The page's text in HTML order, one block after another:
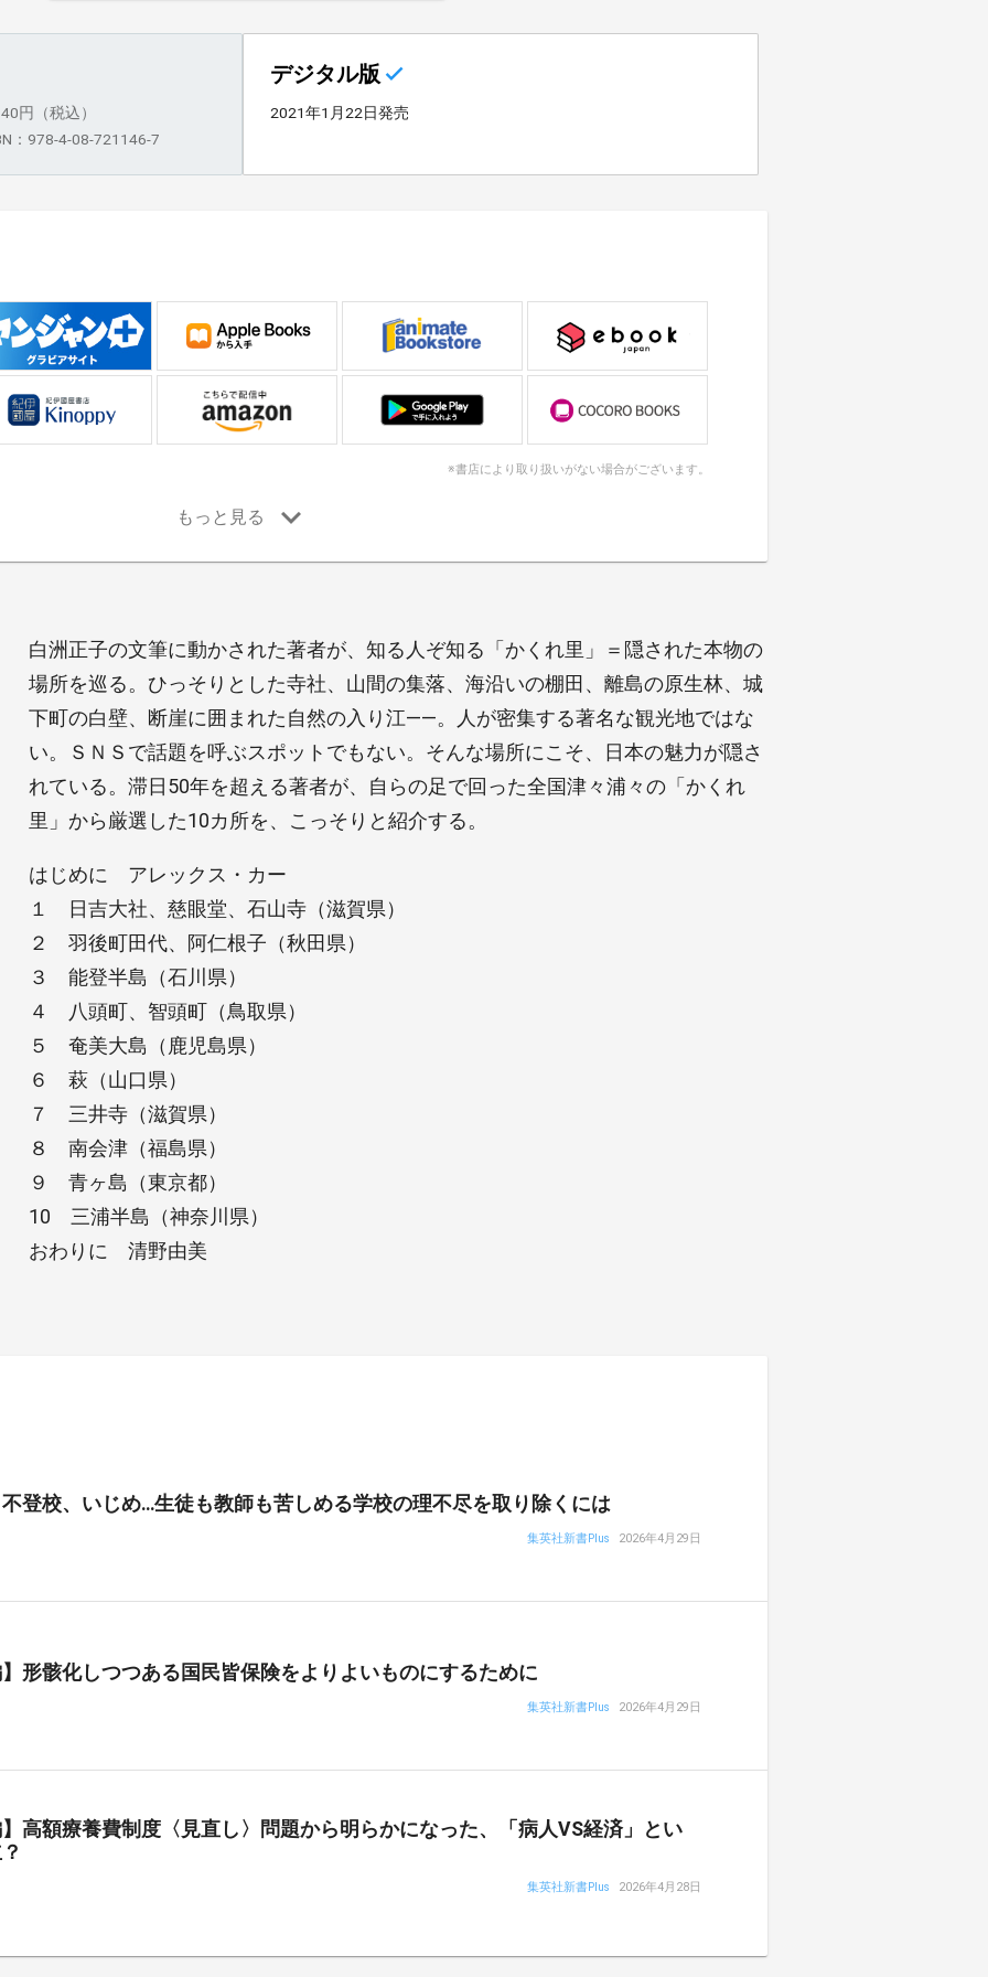
円（税込）
：978-4-08-721146-7
デジタル版
2021年1月22日発売
※書店により取り扱いがない場合がございます。
白洲正子の文筆に動かされた著者が、知る人ぞ知る「かくれ里」＝隠された本物の
場所を巡る。ひっそりとした寺社、山間の集落、海沿いの棚田、離島の原生林、城
下町の白壁、断崖に囲まれた自然の入り江――。人が密集する著名な観光地ではな
い。ＳＮＳで話題を呼ぶスポットでもない。そんな場所にこそ、日本の魅力が隠さ
れている。滞日50年を超える著者が、自らの足で回った全国津々浦々の「かくれ
里」から厳選した10カ所を、こっそりと紹介する。
はじめに アレックス・カー
１ 日吉大社、慈眼堂、石山寺（滋賀県）
２ 羽後町田代、阿仁根子（秋田県）
３ 能登半島（石川県）
４ 八頭町、智頭町（鳥取県）
５ 奄美大島（鹿児島県）
６ 萩（山口県）
７ 三井寺（滋賀県）
８ 南会津（福島県）
９ 青ヶ島（東京都）
10 三浦半島（神奈川県）
おわりに 清野由美
登校、いじめ…生徒も教師も苦しめる学校の理不尽を取り除くには
集英社新書Plus 2026年4月29日
形骸化しつつある国民皆保険をよりよいものにするために
集英社新書Plus 2026年4月29日
高額療養費制度〈見直し〉問題から明らかになった、「病人VS経済」とい
集英社新書Plus 2026年4月28日